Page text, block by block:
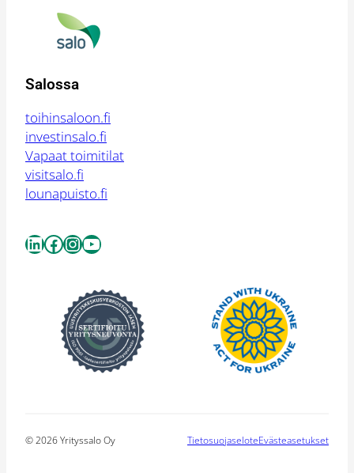
Salossa
toihinsaloon.fi
investinsalo.fi
Vapaat toimitilat
visitsalo.fi
lounapuisto.fi
LinkedIn
Facebook
Instagram
YouTube
© 2026 Yrityssalo Oy TietosuojaseloteEvästeasetukset